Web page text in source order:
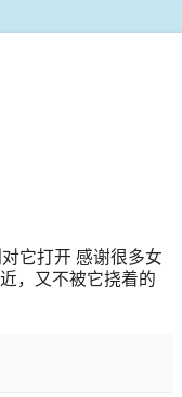
它打开 感谢很多女
，又不被它挠着的